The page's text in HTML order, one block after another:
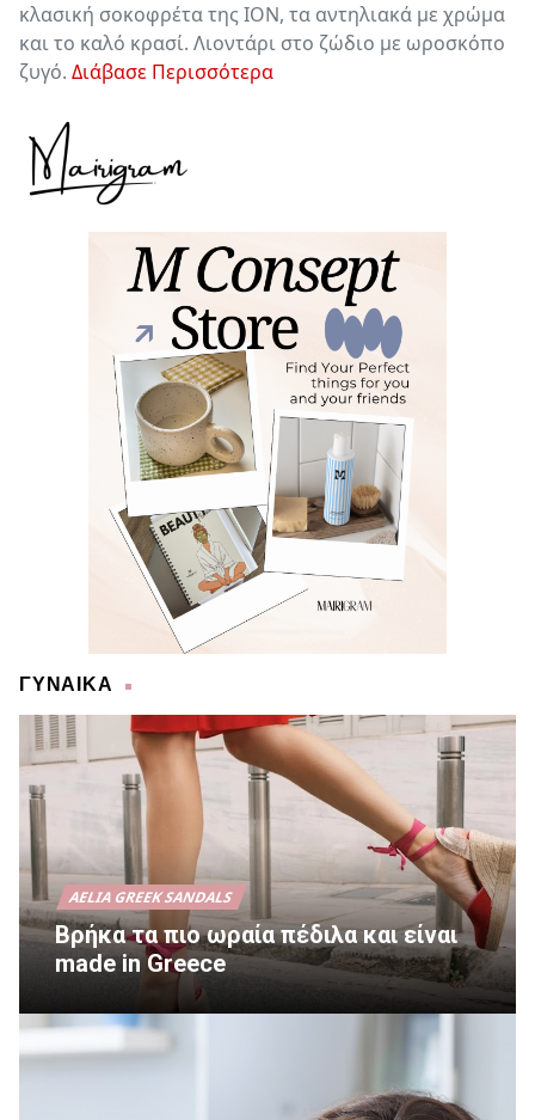
κλασική σοκοφρέτα της ΙΟΝ, τα αντηλιακά με χρώμα
και το καλό κρασί. Λιοντάρι στο ζώδιο με ωροσκόπο
ζυγό. Διάβασε Περισσότερα
ΓΥΝΑΙΚΑ
AELIA GREEK SANDALS
Βρήκα τα πιο ωραία πέδιλα και είναι
made in Greece